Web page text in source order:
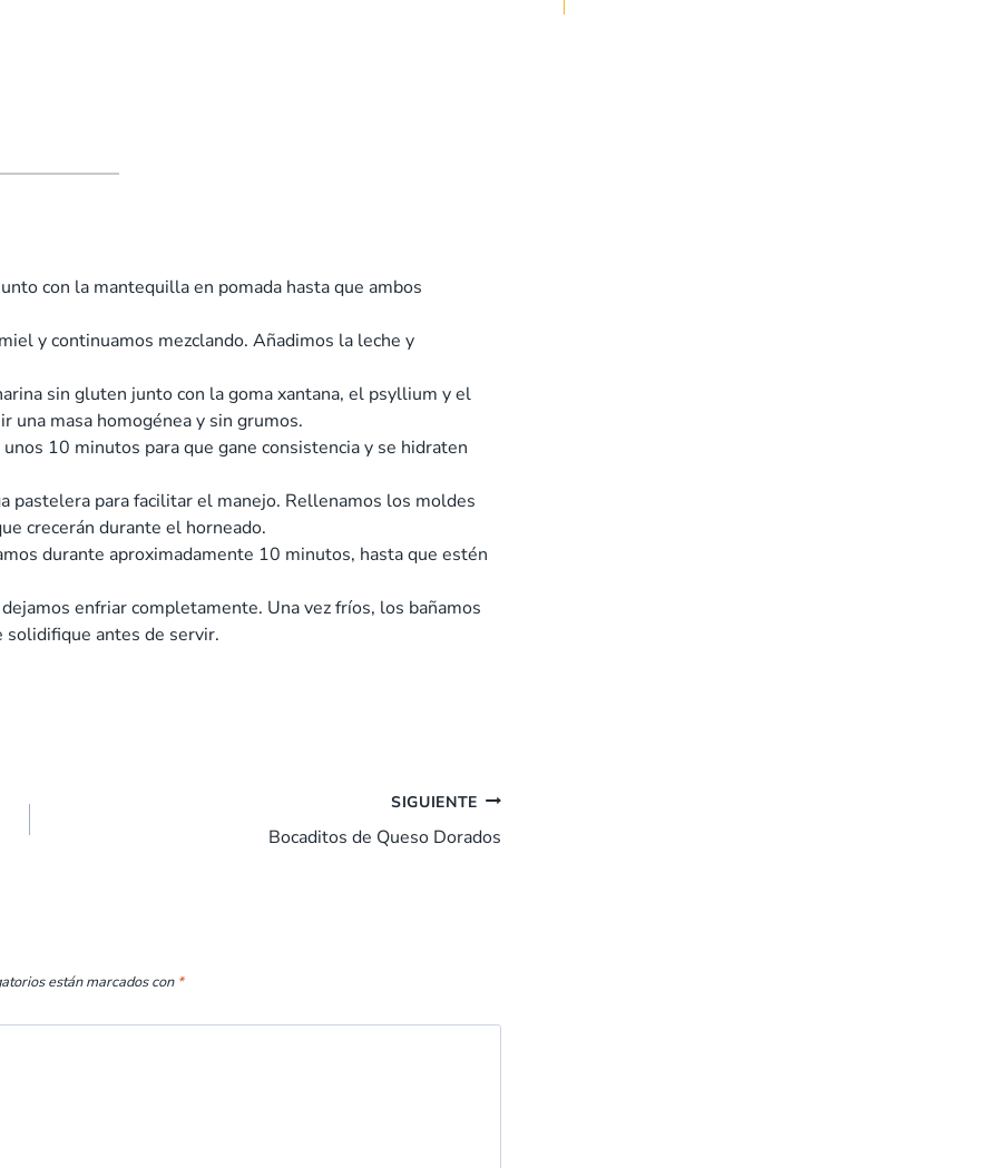
con la mantequilla en pomada hasta que ambos
y continuamos mezclando. Añadimos la leche y
sin gluten junto con la goma xantana, el psyllium y el
una masa homogénea y sin grumos.
10 minutos para que gane consistencia y se hidraten
pastelera para facilitar el manejo. Rellenamos los moldes
crecerán durante el horneado.
durante aproximadamente 10 minutos, hasta que estén
enfriar completamente. Una vez fríos, los bañamos
solidifique antes de servir.
SIGUIENTE
Bocaditos de Queso Dorados
están marcados con *